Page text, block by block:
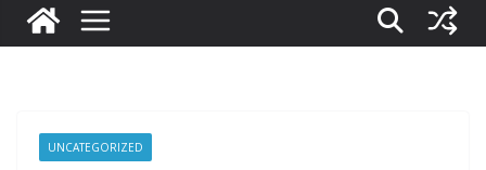
UNCATEGORIZED